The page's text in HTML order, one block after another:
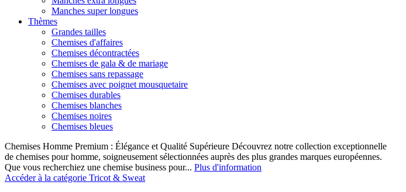
Manches super longues
Thèmes
Grandes tailles
Chemises d'affaires
Chemises décontractées
Chemises de gala & de mariage
Chemises sans repassage
Chemises avec poignet mousquetaire
Chemises durables
Chemises blanches
Chemises noires
Chemises bleues
Chemises Homme Premium : Élégance et Qualité Supérieure Découvrez notre collection exceptionnelle
de chemises pour homme, soigneusement sélectionnées auprès des plus grandes marques européennes.
Que vous recherchiez une chemise business pour... Plus d'information
Accéder à la catégorie Tricot & Sweat